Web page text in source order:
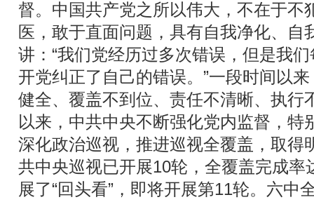
督。中国共产党之所以伟大，不在于不
医，敢于直面问题，具有自我净化、自
讲：“我们党经历过多次错误，但是我
开党纠正了自己的错误。”一段时间以
健全、覆盖不到位、责任不清晰、执行
以来，中共中央不断强化党内监督，特
深化政治巡视，推进巡视全覆盖，取得
共中央巡视已开展10轮，全覆盖完成率
展了“回头看”，即将开展第11轮。六中